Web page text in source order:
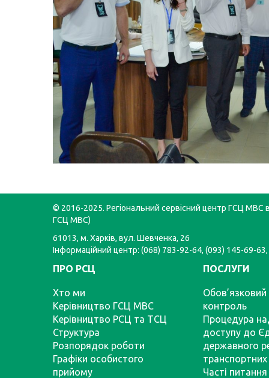
© 2016-2025. Регіональний сервісний центр ГСЦ МВС в
ГСЦ МВС)
61013, м. Харків, вул. Шевченка, 26
Інформаційний центр: (068) 783-92-64, (093) 145-69-
ПРО РСЦ
Хто ми
Керівництво ГСЦ МВС
Керівництво РСЦ та ТСЦ
Структура
Розпорядок роботи
Графіки особистого
прийому
ПОСЛУГИ
Обов’язковий
контроль
Процедура
доступу до
державного
транспортних
Часті питання